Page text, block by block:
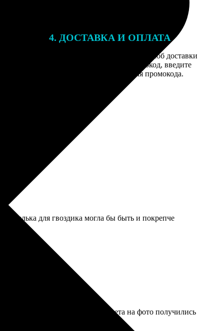
После
на email с
заказ
для
4. ДОСТАВКА И ОПЛАТА
Введите адрес и выберите способ доставки
заказа. Если у вас есть промокод, введите
его в специальное поле для промокода.
для гвоздика могла бы быть и покрепче
страницы не отслаиваются. Цвета на фото получились